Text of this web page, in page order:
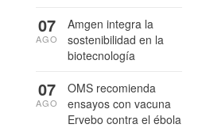
Amgen integra la
sostenibilidad en la
biotecnología
07
AGO
OMS recomienda
ensayos con vacuna
Ervebo contra el ébola
07
AGO